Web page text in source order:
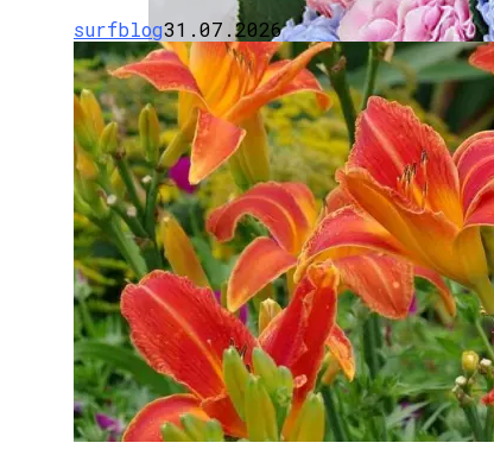
Букеты Из Гортензий: Особенности
surfblog31.07.2026